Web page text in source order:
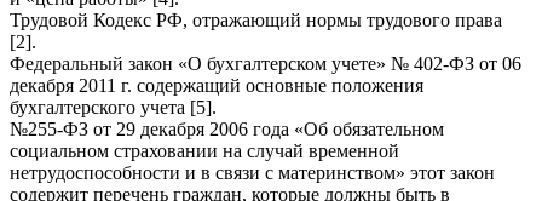
Трудовой Кодекс РФ, отражающий нормы трудового права
[2].
Федеральный закон «О бухгалтерском учете» № 402-ФЗ от 06
декабря 2011 г. содержащий основные положения
бухгалтерского учета [5].
№255-ФЗ от 29 декабря 2006 года «Об обязательном
социальном страховании на случай временной
нетрудоспособности и в связи с материнством» этот закон
содержит перечень граждан, которые должны быть в